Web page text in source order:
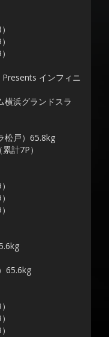
インフィニ
横浜グランドスラ
松戸）65.8kg
計7P）
65.6kg